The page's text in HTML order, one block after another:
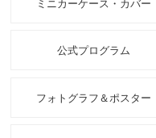
ミニカーケース・カバー
公式プログラム
フォトグラフ＆ポスター